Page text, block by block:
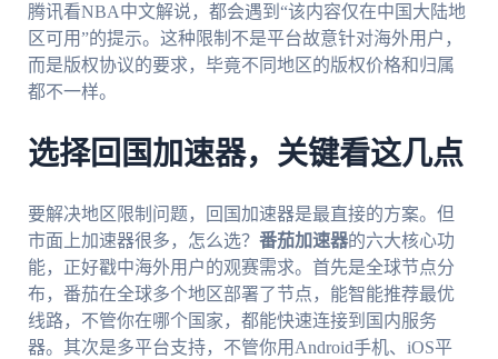
腾讯看NBA中文解说，都会遇到“该内容仅在中国大陆地
区可用”的提示。这种限制不是平台故意针对海外用户，
而是版权协议的要求，毕竟不同地区的版权价格和归属
都不一样。
选择回国加速器，关键看这几点
要解决地区限制问题，回国加速器是最直接的方案。但
市面上加速器很多，怎么选？ 番茄加速器的六大核心功
能，正好戳中海外用户的观赛需求。首先是全球节点分
布，番茄在全球多个地区部署了节点，能智能推荐最优
线路，不管你在哪个国家，都能快速连接到国内服务
器。其次是多平台支持，不管你用Android手机、iOS平